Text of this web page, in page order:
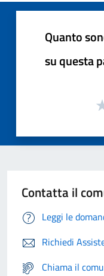
Quanto
su questa
Contatta il
Leggi le
Richiedi
Chiama il